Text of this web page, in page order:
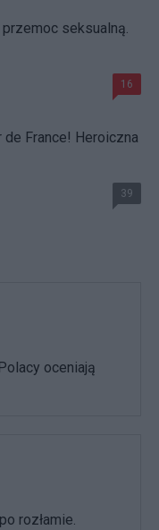
seksualną.
16
de France! Heroiczna
39
oceniają
rozłamie.